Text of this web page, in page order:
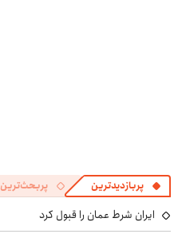
پربازدیدترین پربحث‌ترین
ایران شرط عمان را قبول کرد